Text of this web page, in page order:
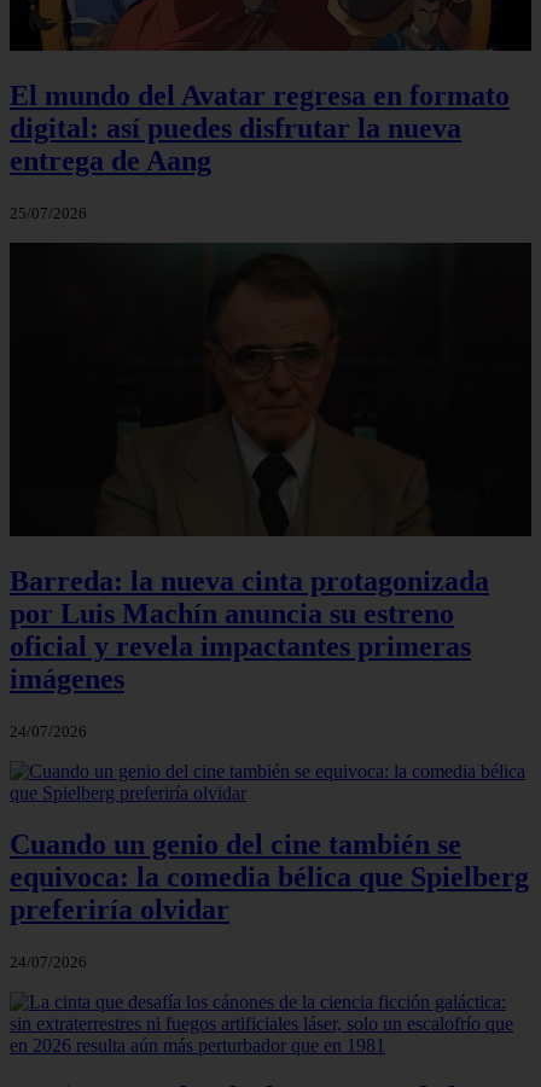
El mundo del Avatar regresa en formato
digital: así puedes disfrutar la nueva
entrega de Aang
25/07/2026
Barreda: la nueva cinta protagonizada
por Luis Machín anuncia su estreno
oficial y revela impactantes primeras
imágenes
24/07/2026
Cuando un genio del cine también se
equivoca: la comedia bélica que Spielberg
preferiría olvidar
24/07/2026